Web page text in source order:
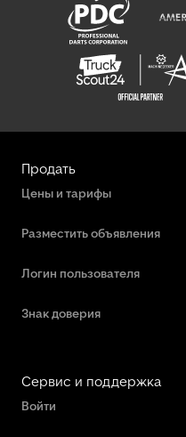
Продать
Цены и тарифы
Разместить объявления
Логин пользователя
Знак доверия
Сервис и поддержка
Войти